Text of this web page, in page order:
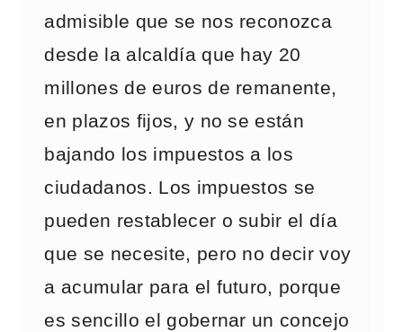
admisible que se nos reconozca
desde la alcaldía que hay 20
millones de euros de remanente,
en plazos fijos, y no se están
bajando los impuestos a los
ciudadanos. Los impuestos se
pueden restablecer o subir el día
que se necesite, pero no decir voy
a acumular para el futuro, porque
es sencillo el gobernar un concejo